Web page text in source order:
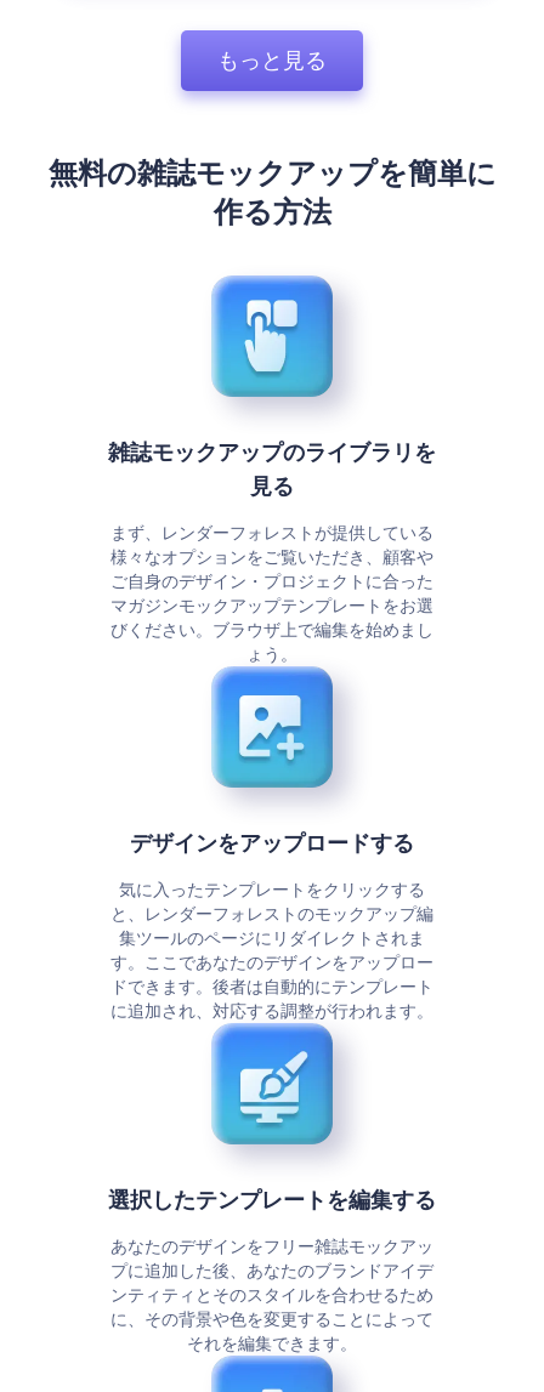
もっと見る
無料の雑誌モックアップを簡単に
作る方法
雑誌モックアップのライブラリを
見る
まず、レンダーフォレストが提供している
様々なオプションをご覧いただき、顧客や
ご自身のデザイン・プロジェクトに合った
マガジンモックアップテンプレートをお選
びください。ブラウザ上で編集を始めまし
ょう。
デザインをアップロードする
気に入ったテンプレートをクリックする
と、レンダーフォレストのモックアップ編
集ツールのページにリダイレクトされま
す。ここであなたのデザインをアップロー
ドできます。後者は自動的にテンプレート
に追加され、対応する調整が行われます。
選択したテンプレートを編集する
あなたのデザインをフリー雑誌モックアッ
プに追加した後、あなたのブランドアイデ
ンティティとそのスタイルを合わせるため
に、その背景や色を変更することによって
それを編集できます。